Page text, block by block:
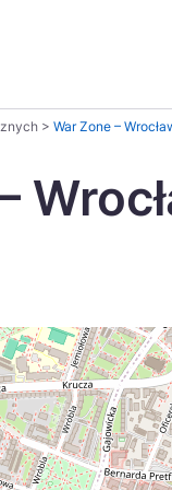
Україна
> War Zone –